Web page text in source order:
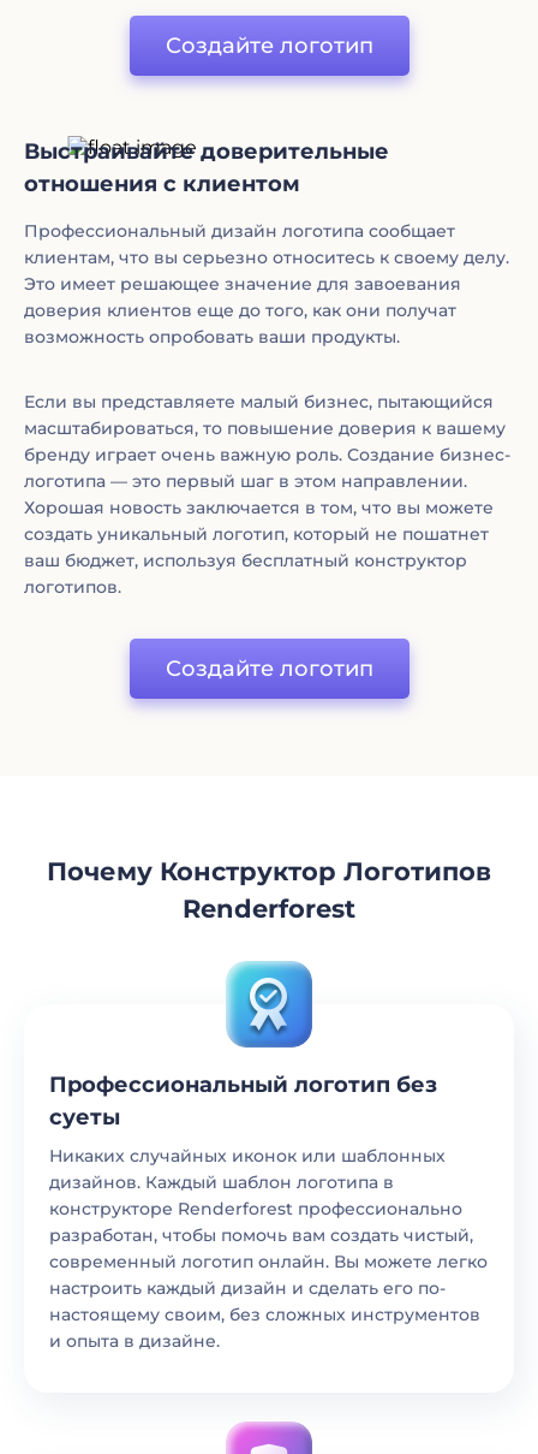
Создайте логотип
Выстраивайте доверительные
отношения с клиентом
Профессиональный дизайн логотипа сообщает
клиентам, что вы серьезно относитесь к своему делу.
Это имеет решающее значение для завоевания
доверия клиентов еще до того, как они получат
возможность опробовать ваши продукты.
Если вы представляете малый бизнес, пытающийся
масштабироваться, то повышение доверия к вашему
бренду играет очень важную роль. Создание бизнес-
логотипа — это первый шаг в этом направлении.
Хорошая новость заключается в том, что вы можете
создать уникальный логотип, который не пошатнет
ваш бюджет, используя бесплатный конструктор
логотипов.
Создайте логотип
Почему Конструктор Логотипов
Renderforest
Профессиональный логотип без
суеты
Никаких случайных иконок или шаблонных
дизайнов. Каждый шаблон логотипа в
конструкторе Renderforest профессионально
разработан, чтобы помочь вам создать чистый,
современный логотип онлайн. Вы можете легко
настроить каждый дизайн и сделать его по-
настоящему своим, без сложных инструментов
и опыта в дизайне.